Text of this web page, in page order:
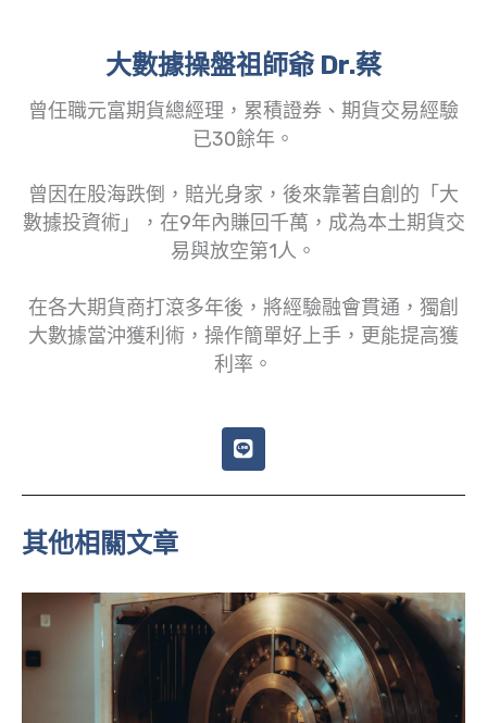
大數據操盤祖師爺 Dr.蔡
曾任職元富期貨總經理，累積證券、期貨交易經驗
已30餘年。
曾因在股海跌倒，賠光身家，後來靠著自創的「大
數據投資術」，在9年內賺回千萬，成為本土期貨交
易與放空第1人。
在各大期貨商打滾多年後，將經驗融會貫通，獨創
大數據當沖獲利術，操作簡單好上手，更能提高獲
利率。
L
i
e
其他相關文章